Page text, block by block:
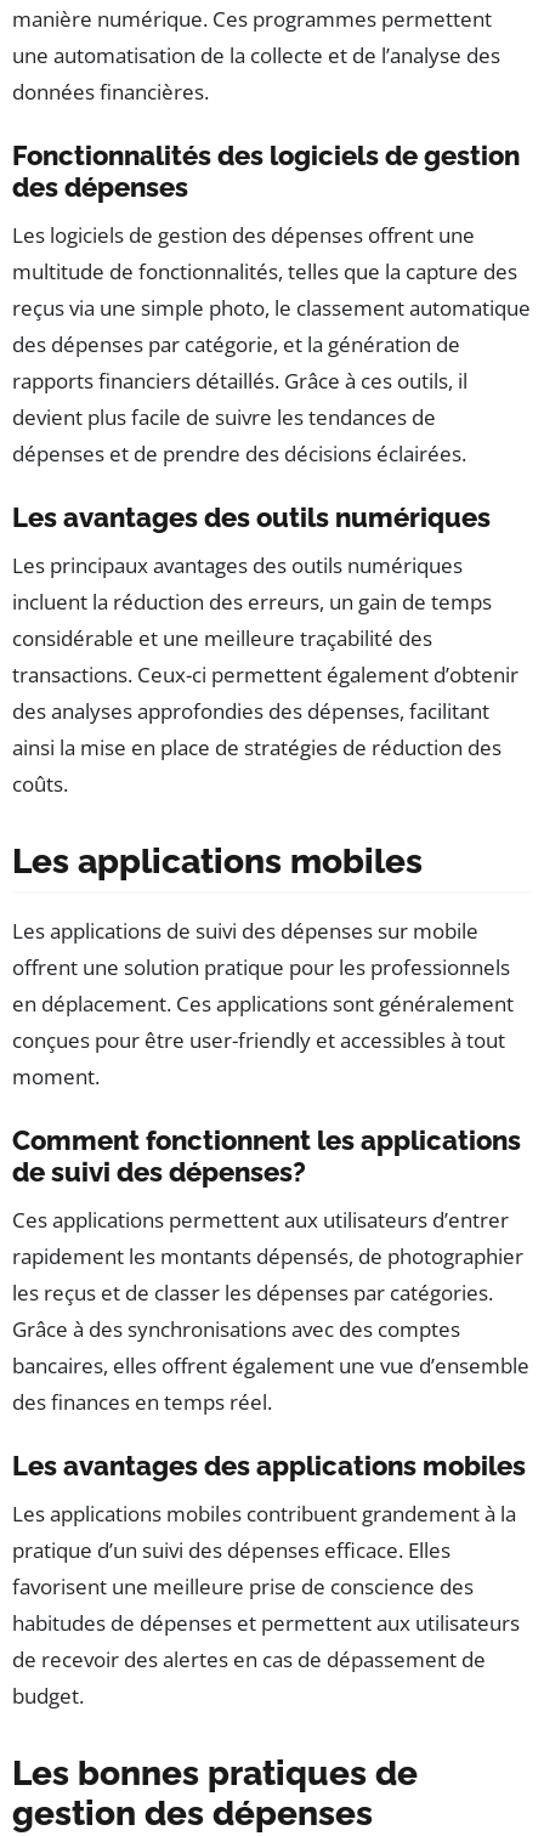
manière numérique. Ces programmes permettent
une automatisation de la collecte et de l’analyse des
données financières.
Fonctionnalités des logiciels de gestion
des dépenses
Les logiciels de gestion des dépenses offrent une
multitude de fonctionnalités, telles que la capture des
reçus via une simple photo, le classement automatique
des dépenses par catégorie, et la génération de
rapports financiers détaillés. Grâce à ces outils, il
devient plus facile de suivre les tendances de
dépenses et de prendre des décisions éclairées.
Les avantages des outils numériques
Les principaux avantages des outils numériques
incluent la réduction des erreurs, un gain de temps
considérable et une meilleure traçabilité des
transactions. Ceux-ci permettent également d’obtenir
des analyses approfondies des dépenses, facilitant
ainsi la mise en place de stratégies de réduction des
coûts.
Les applications mobiles
Les applications de suivi des dépenses sur mobile
offrent une solution pratique pour les professionnels
en déplacement. Ces applications sont généralement
conçues pour être user-friendly et accessibles à tout
moment.
Comment fonctionnent les applications
de suivi des dépenses?
Ces applications permettent aux utilisateurs d’entrer
rapidement les montants dépensés, de photographier
les reçus et de classer les dépenses par catégories.
Grâce à des synchronisations avec des comptes
bancaires, elles offrent également une vue d’ensemble
des finances en temps réel.
Les avantages des applications mobiles
Les applications mobiles contribuent grandement à la
pratique d’un suivi des dépenses efficace. Elles
favorisent une meilleure prise de conscience des
habitudes de dépenses et permettent aux utilisateurs
de recevoir des alertes en cas de dépassement de
budget.
Les bonnes pratiques de
gestion des dépenses